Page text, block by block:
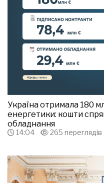
Україна отримала 180
енергетики: кошти
обладнання
14:04 265 переглядів